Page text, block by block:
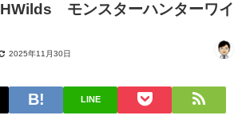
モンスターハンターワイ
2025年11月30日
LINE